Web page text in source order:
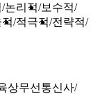
논리적 보수적
적극적 전략적
상무선통신사